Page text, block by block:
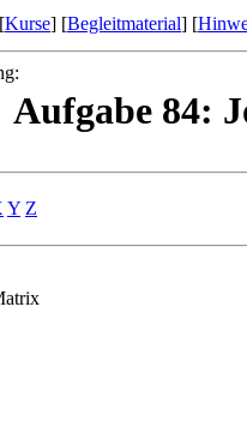
Kurse] [Begleitmaterial] [
Aufgabe 84:
Y Z